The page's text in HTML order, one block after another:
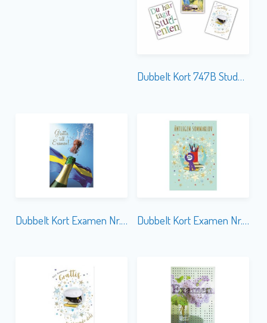
Dubbelt Kort 747B Student Mini
Dubbelt Kort Examen Nr. 756 Sedelficka Dubbelt Kort Examen Nr. 755A